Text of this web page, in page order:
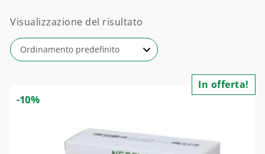
Visualizzazione del risultato
In offerta!
-10%